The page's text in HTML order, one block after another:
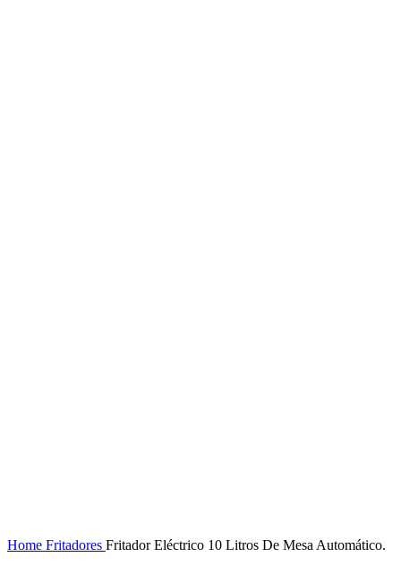
Home Fritadores Fritador Eléctrico 10 Litros De Mesa Automático.